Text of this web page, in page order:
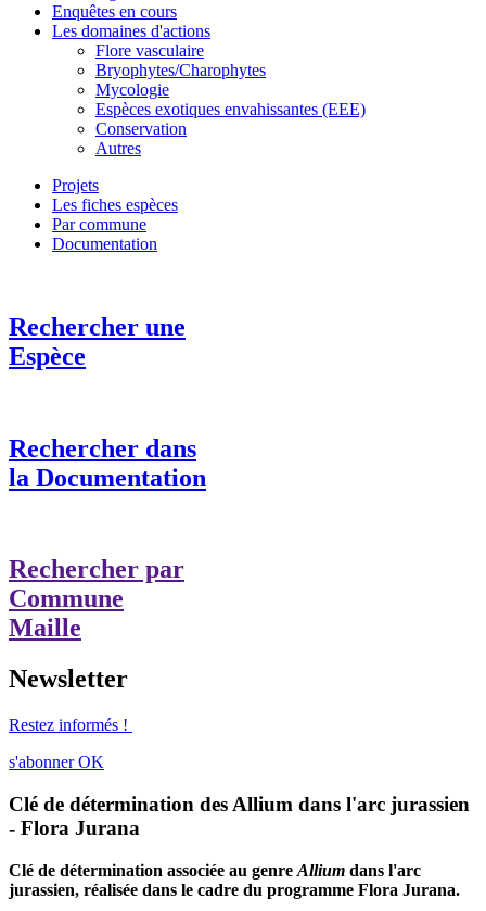
Enquêtes en cours
Les domaines d'actions
Flore vasculaire
Bryophytes/Charophytes
Mycologie
Espèces exotiques envahissantes (EEE)
Conservation
Autres
Projets
Les fiches espèces
Par commune
Documentation
Rechercher une
Espèce
Rechercher dans
la Documentation
Rechercher par
Commune
Maille
Newsletter
Restez informés !
s'abonner OK
Clé de détermination des Allium dans l'arc jurassien
- Flora Jurana
Clé de détermination associée au genre Allium dans l'arc
jurassien, réalisée dans le cadre du programme Flora Jurana.